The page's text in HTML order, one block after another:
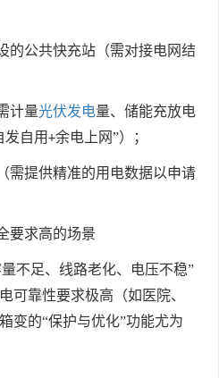
的公共快充站（需对接电网结
计量光伏发电量、储能充放电
发自用+余电上网”）；
需提供精准的用电数据以申请
要求高的场景
不足、线路老化、电压不稳”
可靠性要求极高（如医院、
变的“保护与优化”功能尤为